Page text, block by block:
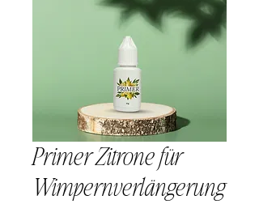
Primer Zitrone für
Wimpernverlängerung